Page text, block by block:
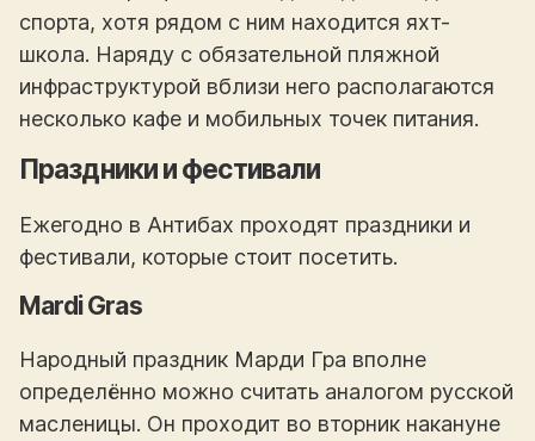
спорта, хотя рядом с ним находится яхт-
школа. Наряду с обязательной пляжной
инфраструктурой вблизи него располагаются
несколько кафе и мобильных точек питания.
Праздники и фестивали
Ежегодно в Антибах проходят праздники и
фестивали, которые стоит посетить.
Mardi Gras
Народный праздник Марди Гра вполне
определённо можно считать аналогом русской
масленицы. Он проходит во вторник накануне